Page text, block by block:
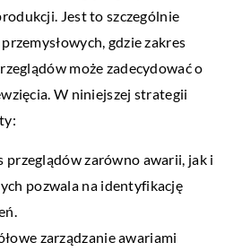
Jest to szczególnie
gdzie zakres
może zadecydować o
W niniejszej strategii
przeglądów zarówno awarii, jak i
pozwala na identyfikację
zarządzanie awariami